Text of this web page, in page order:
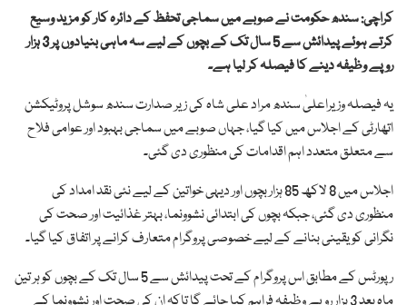
کراچی: سندھ حکومت نے صوبے میں سماجی تحفظ کے دائرہ کار کو مزید وسیع
کرتے ہوئے پیدائش سے 5 سال تک کے بچوں کے لیے سہ ماہی بنیادوں پر 3 ہزار
روپے وظیفہ دینے کا فیصلہ کر لیا ہے۔
یہ فیصلہ وزیراعلیٰ سندھ مراد علی شاہ کی زیر صدارت سندھ سوشل پروٹیکشن
اتھارٹی کے اجلاس میں کیا گیا، جہاں صوبے میں سماجی بہبود اور عوامی فلاح
سے متعلق متعدد اہم اقدامات کی منظوری دی گئی۔
اجلاس میں 8 لاکھ 85 ہزار بچوں اور دیہی خواتین کے لیے نئی نقد امداد کی
منظوری دی گئی، جبکہ بچوں کی ابتدائی نشوونما، بہتر غذائیت اور صحت کی
نگرانی کو یقینی بنانے کے لیے خصوصی پروگرام متعارف کرانے پر اتفاق کیا گیا۔
رپورٹس کے مطابق اس پروگرام کے تحت پیدائش سے 5 سال تک کے بچوں کو ہر تین
ماہ بعد 3 ہزار روپے وظیفہ فراہم کیا جائے گا تاکہ ان کی صحت اور نشوونما کے